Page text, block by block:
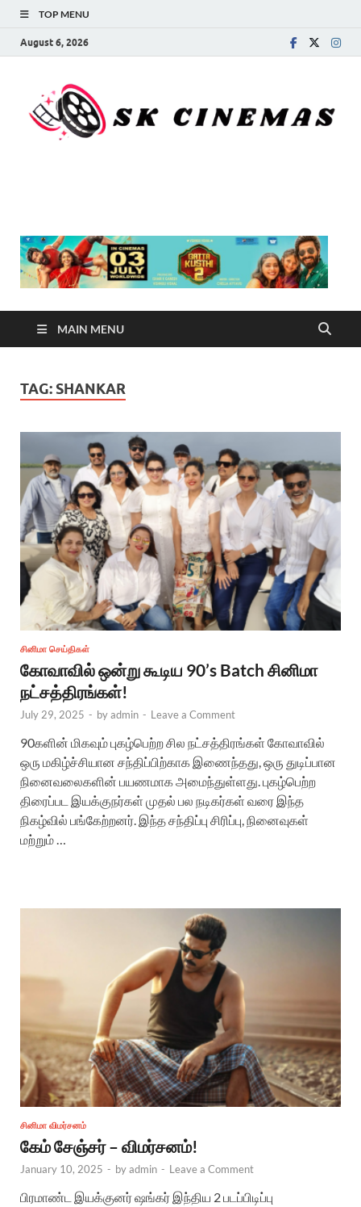
TOP MENU
August 6, 2026
MAIN MENU
TAG: SHANKAR
சினிமா செய்திகள்
கோவாவில் ஒன்று கூடிய 90’s Batch சினிமா
நட்சத்திரங்கள்!
July 29, 2025 - byadmin - Leave a Comment
90களின் மிகவும் புகழ்பெற்ற சில நட்சத்திரங்கள் கோவாவில்
ஒரு மகிழ்ச்சியான சந்திப்பிற்காக இணைந்தது, ஒரு துடிப்பான
நினைவலைகளின் பயணமாக அமைந்துள்ளது. புகழ்பெற்ற
திரைப்பட இயக்குநர்கள் முதல் பல நடிகர்கள் வரை இந்த
நிகழ்வில் பங்கேற்றனர். இந்த சந்திப்பு சிரிப்பு, நினைவுகள்
மற்றும் …
சினிமா விமர்சனம்
கேம் சேஞ்சர் – விமர்சனம்!
January 10, 2025 - byadmin - Leave a Comment
பிரமாண்ட இயக்குனர் ஷங்கர் இந்திய 2 படப்பிடிப்பு